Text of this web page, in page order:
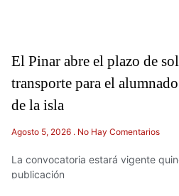
El Pinar abre el plazo de
transporte para el
de la isla
Agosto 5, 2026 No Hay Comentarios
La convocatoria estará vigente
publicación